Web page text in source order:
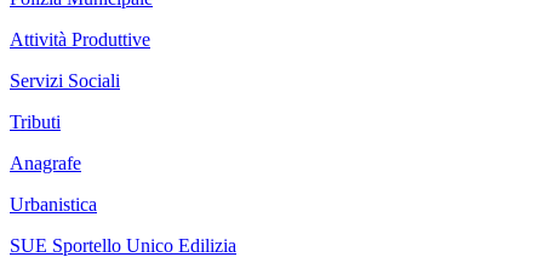
Attività Produttive
Servizi Sociali
Tributi
Anagrafe
Urbanistica
SUE Sportello Unico Edilizia